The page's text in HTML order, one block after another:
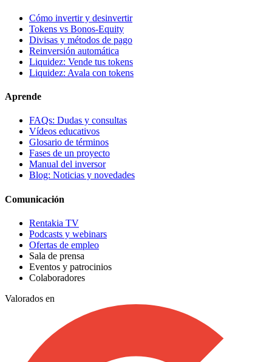
Cómo invertir y desinvertir
Tokens vs Bonos-Equity
Divisas y métodos de pago
Reinversión automática
Liquidez: Vende tus tokens
Liquidez: Avala con tokens
Aprende
FAQs: Dudas y consultas
Vídeos educativos
Glosario de términos
Fases de un proyecto
Manual del inversor
Blog: Noticias y novedades
Comunicación
Rentakia TV
Podcasts y webinars
Ofertas de empleo
Sala de prensa
Eventos y patrocinios
Colaboradores
Valorados en